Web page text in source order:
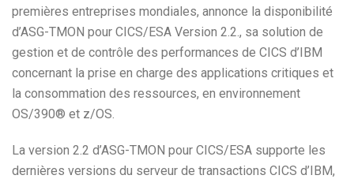
premières entreprises mondiales, annonce la disponibilité
d’ASG-TMON pour CICS/ESA Version 2.2., sa solution de
gestion et de contrôle des performances de CICS d’IBM
concernant la prise en charge des applications critiques et
la consommation des ressources, en environnement
OS/390® et z/OS.
La version 2.2 d’ASG-TMON pour CICS/ESA supporte les
dernières versions du serveur de transactions CICS d’IBM,